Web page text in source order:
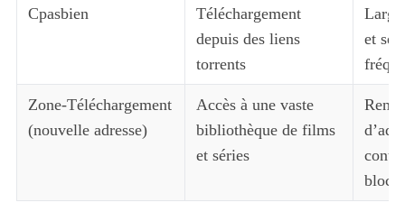
Cpasbien
Téléchargement
depuis des liens
torrents
et
Zone-Téléchargement
(nouvelle adresse)
Accès à une vaste
bibliothèque de films
et séries